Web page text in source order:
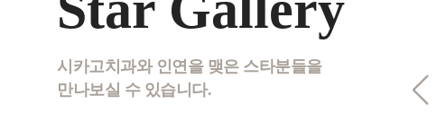
시카고치과와 인연을 맺은 스타분들을
만나보실 수 있습니다.